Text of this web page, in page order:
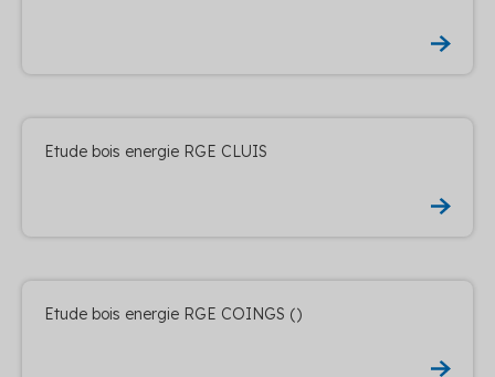
Etude bois energie RGE CLUIS
Etude bois energie RGE COINGS ()